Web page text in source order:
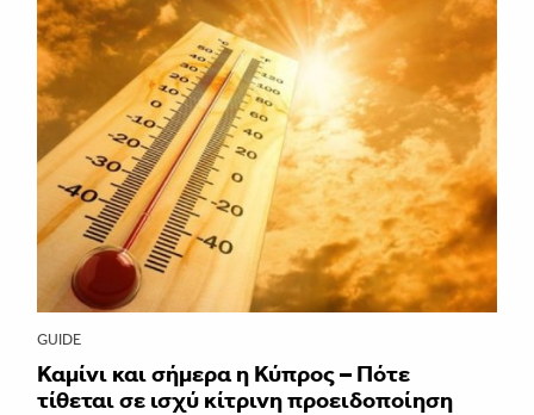
GUIDE
Καμίνι και σήμερα η Κύπρος – Πότε
τίθεται σε ισχύ κίτρινη προειδοποίηση